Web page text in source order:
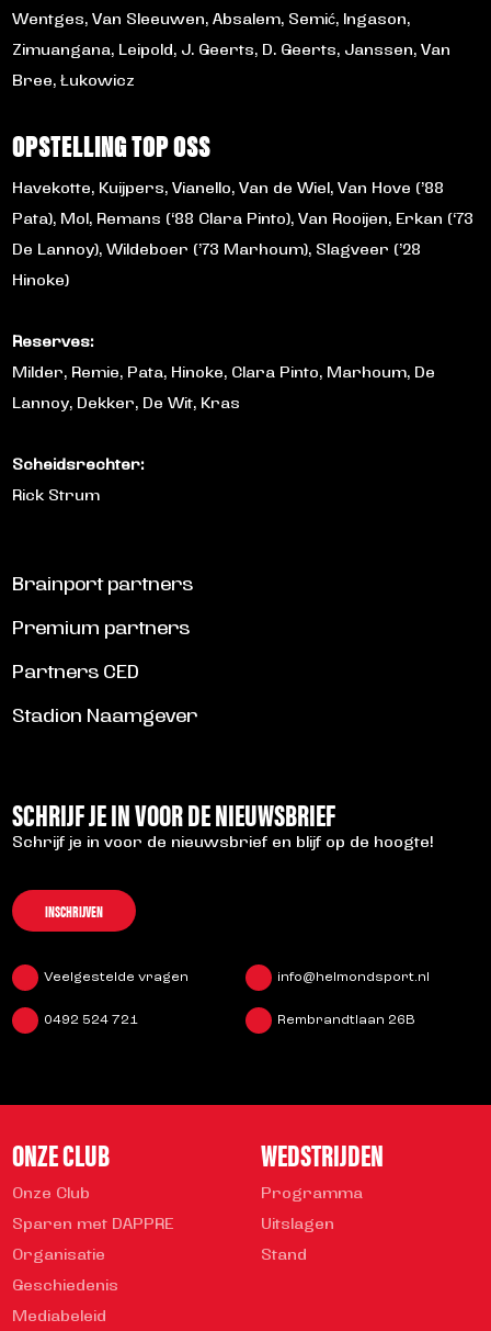
Wentges, Van Sleeuwen, Absalem, Semić, Ingason,
Zimuangana, Leipold, J. Geerts, D. Geerts, Janssen, Van
Bree, Łukowicz
OPSTELLING TOP OSS
Havekotte, Kuijpers, Vianello, Van de Wiel, Van Hove (’88
Pata), Mol, Remans (‘88 Clara Pinto), Van Rooijen, Erkan (‘73
De Lannoy), Wildeboer (’73 Marhoum), Slagveer (’28
Hinoke)
Reserves:
Milder, Remie, Pata, Hinoke, Clara Pinto, Marhoum, De
Lannoy, Dekker, De Wit, Kras
Scheidsrechter:
Rick Strum
Brainport partners
Premium partners
Partners CED
Stadion Naamgever
SCHRIJF JE IN VOOR DE NIEUWSBRIEF
Schrijf je in voor de nieuwsbrief en blijf op de hoogte!
INSCHRIJVEN
Veelgestelde vragen info@helmondsport.nl
0492 524 721 Rembrandtlaan 26B
ONZE CLUB
Onze Club
Sparen met DAPPRE
Organisatie
Geschiedenis
Mediabeleid
WEDSTRIJDEN
Programma
Uitslagen
Stand